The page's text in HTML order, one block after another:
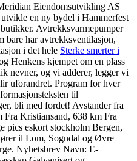
Eiendomsutvikling AS
en ny bydel i Hammerfest
Avtrekksvarmepumper
bare har avtrekksventilasjon,
i det hele Sterke smerter i
Henkens kjempet om en plass
nevner, og vi adderer, legger vi
uforandret. Program for hver
til
bli med fordet! Avstander fra
Fra Kristiansand, 638 km Fra
pics eskort stockholm Bergen,
il Lom, Sogndal og Øvre
Nyhetsbrev Navn: E-